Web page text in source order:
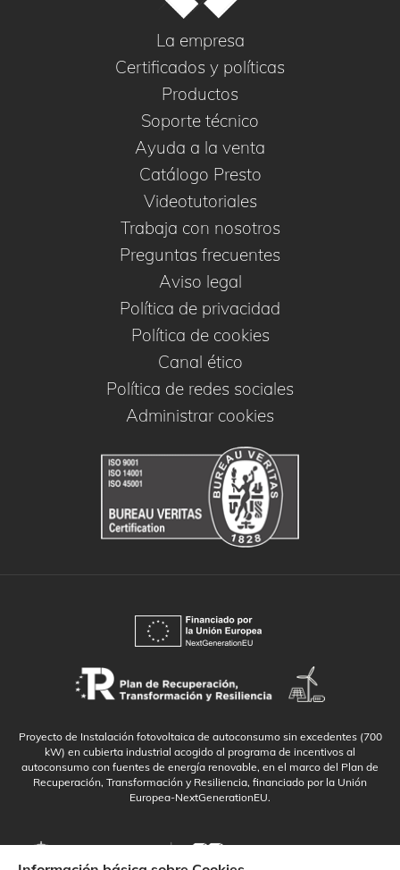
La empresa
Certificados y políticas
Productos
Soporte técnico
Ayuda a la venta
Catálogo Presto
Videotutoriales
Trabaja con nosotros
Preguntas frecuentes
Aviso legal
Política de privacidad
Política de cookies
Canal ético
Política de redes sociales
Administrar cookies
Proyecto de Instalación fotovoltaica de autoconsumo sin excedentes (700
kW) en cubierta industrial acogido al programa de incentivos al
autoconsumo con fuentes de energía renovable, en el marco del Plan de
Recuperación, Transformación y Resiliencia, financiado por la Unión
Europea-NextGenerationEU.